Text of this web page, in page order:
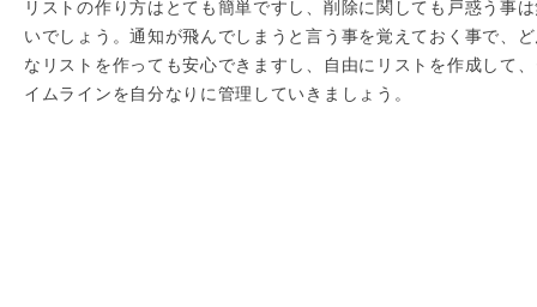
リストの作り方はとても簡単ですし、削除に関しても戸惑う事
いでしょう。通知が飛んでしまうと言う事を覚えておく事で、
なリストを作っても安心できますし、自由にリストを作成して
イムラインを自分なりに管理していきましょう。